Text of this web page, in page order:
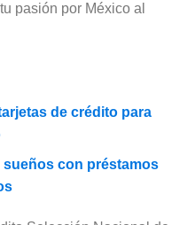
pasión por México al
de crédito para
con préstamos